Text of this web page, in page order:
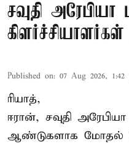
சவுதி அரேபியா
Published on: 07 Aug 2026, 1:42
ரியாத்,
ஈரான், சவுதி அரேபியா
ஆண்டுகளாக மோதல்